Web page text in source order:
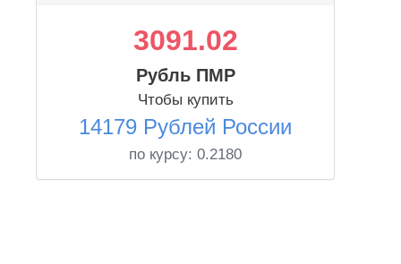
3091.02
Рубль ПМР
Чтобы купить
14179 Рублей России
по курсу: 0.2180